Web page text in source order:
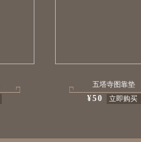
五塔寺图靠垫
¥50 立即购买